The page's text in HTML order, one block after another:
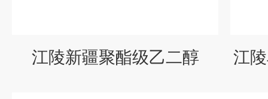
江陵新疆聚酯级乙二醇 江